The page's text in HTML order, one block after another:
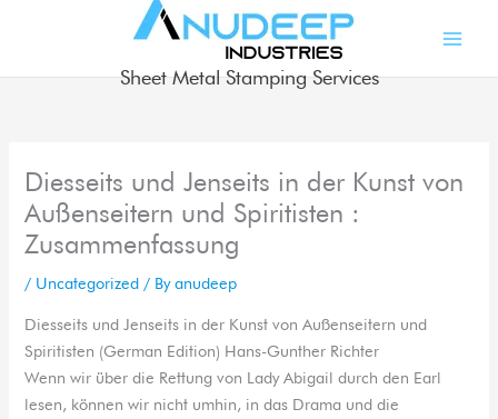
Sheet Metal Stamping Services
Diesseits und Jenseits in der Kunst von
Außenseitern und Spiritisten :
Zusammenfassung
/ Uncategorized / Byanudeep
Diesseits und Jenseits in der Kunst von Außenseitern und
Spiritisten (German Edition) Hans-Gunther Richter
Wenn wir über die Rettung von Lady Abigail durch den Earl
lesen, können wir nicht umhin, in das Drama und die